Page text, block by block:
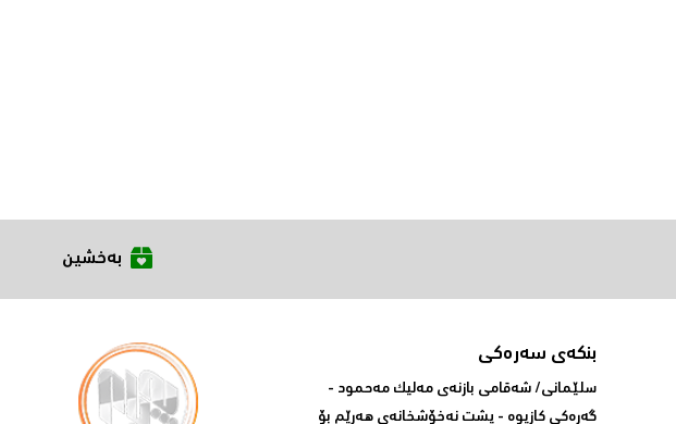
بەخشین
بنکەی سەرەکی
سلێمانی/ شه‌قامی بازنه‌ی مه‌لیک مه‌حمود -
گه‌ڕه‌کی کازیوه‌ - پشت نه‌خۆشخانه‌ی‌ هه‌رێم بۆ